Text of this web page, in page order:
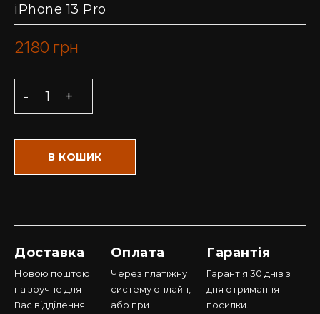
iPhone 13 Pro
2180 грн
В КОШИК
Доставка
Новою поштою
на зручне для
Вас відділення.
Оплата
Через платіжну
систему онлайн,
або при
Гарантія
Гарантія 30 днів з
дня отримання
посилки.